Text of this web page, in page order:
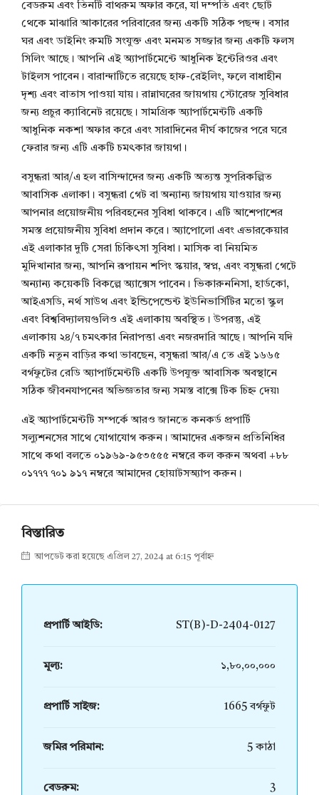
বেডরুম এবং তিনটি বাথরুম অফার করে, যা দম্পতি এবং ছোট
থেকে মাঝারি আকারের পরিবারের জন্য একটি সঠিক পছন্দ। বসার
ঘর এবং ডাইনিং রুমটি সংযুক্ত এবং মনমত সজ্জার জন্য একটি ফলস
সিলিং আছে। আপনি এই অ্যাপার্টমেন্টে আধুনিক ইন্টেরিওর এবং
টাইলস পাবেন। বারান্দাটিতে রয়েছে হাফ-রেইলিং, ফলে বাধাহীন
দৃশ্য এবং বাতাস পাওয়া যায়। রান্নাঘরের জায়গায় স্টোরেজ সুবিধার
জন্য প্রচুর ক্যাবিনেট রয়েছে। সামগ্রিক অ্যাপার্টমেন্টটি একটি
আধুনিক নকশা অফার করে এবং সারাদিনের দীর্ঘ কাজের পরে ঘরে
ফেরার জন্য এটি একটি চমৎকার জায়গা।
বসুন্ধরা আর/এ হল বাসিন্দাদের জন্য একটি অত্যন্ত সুপরিকল্পিত
আবাসিক এলাকা। বসুন্ধরা গেট বা অন্যান্য জায়গায় যাওয়ার জন্য
আপনার প্রয়োজনীয় পরিবহনের সুবিধা থাকবে। এটি আশেপাশের
সমস্ত প্রয়োজনীয় সুবিধা প্রদান করে। অ্যাপোলো এবং এভারকেয়ার
এই এলাকার দুটি সেরা চিকিৎসা সুবিধা। মাসিক বা নিয়মিত
মুদিখানার জন্য, আপনি রূপায়ন শপিং স্কয়ার, স্বপ্ন, এবং বসুন্ধরা গেটে
অন্যান্য কয়েকটি বিকল্পে অ্যাক্সেস পাবেন। ভিকারুননিসা, হার্ডকো,
আইএসডি, নর্থ সাউথ এবং ইন্ডিপেন্ডেন্ট ইউনিভার্সিটির মতো স্কুল
এবং বিশ্ববিদ্যালয়গুলিও এই এলাকায় অবস্থিত। উপরন্তু, এই
এলাকায় ২৪/৭ চমৎকার নিরাপত্তা এবং নজরদারি আছে। আপনি যদি
একটি নতুন বাড়ির কথা ভাবছেন, বসুন্ধরা আর/এ তে এই ১৬৬৫
বর্গফুটের রেডি অ্যাপার্টমেন্টটি একটি উপযুক্ত আবাসিক অবস্থানে
সঠিক জীবনযাপনের অভিজ্ঞতার জন্য সমস্ত বাক্সে টিক চিহ্ন দেয়৷
এই অ্যাপার্টমেন্টটি সম্পর্কে আরও জানতে কনকর্ড প্রপার্টি
সল্যুশনসের সাথে যোগাযোগ করুন। আমাদের একজন প্রতিনিধির
সাথে কথা বলতে ০১৯৬৯-৯৫৩৫৫৫ নম্বরে কল করুন অথবা +৮৮
০১৭৭৭ ৭০১ ৯১৭ নম্বরে আমাদের হোয়াটসঅ্যাপ করুন।
বিস্তারিত
আপডেট করা হয়েছে এপ্রিল 27, 2024 at 6:15 পূর্বাহ্ন
প্রপার্টি আইডি: ST(B)-D-2404-0127
মূল্য: ১,৮০,০০,০০০​​
প্রপার্টি সাইজ: 1665 বর্গফুট
জমির পরিমান: 5 কাঠা
বেডরুম: 3